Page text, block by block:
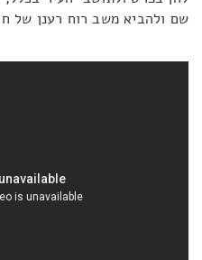
שם ולהביא משב רוח רענן של